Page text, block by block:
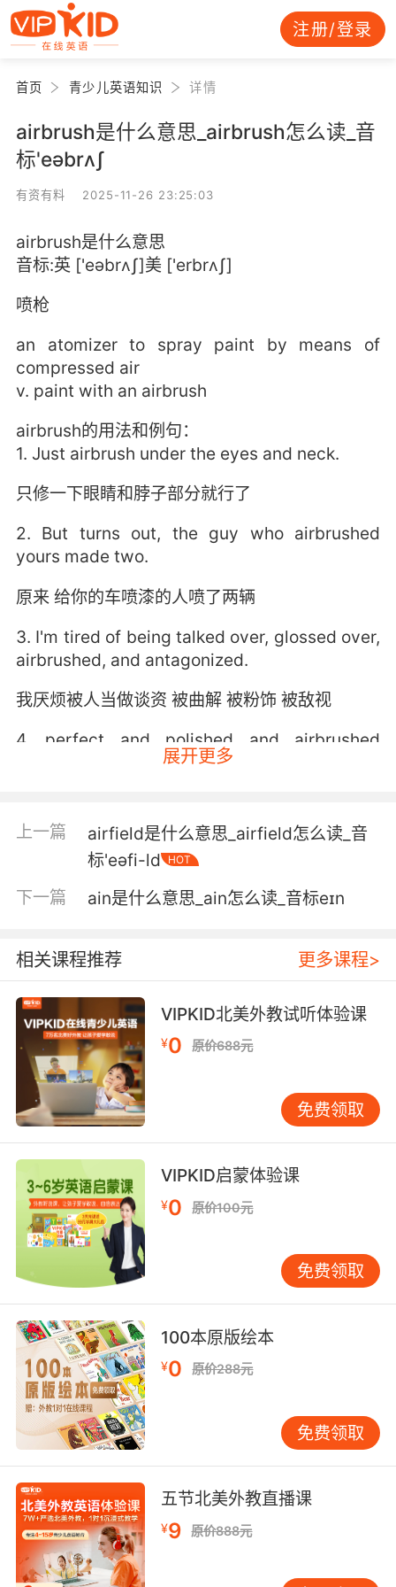
注册/登录
首页 青少儿英语知识 详情
airbrush是什么意思_airbrush怎么读_音
标'eəbrʌʃ
有资有料 2025-11-26 23:25:03
airbrush是什么意思
音标:英 ['eəbrʌʃ]美 ['erbrʌʃ]
喷枪
an atomizer to spray paint by means of
compressed air
v. paint with an airbrush
airbrush的用法和例句：
1. Just airbrush under the eyes and neck.
只修一下眼睛和脖子部分就行了
2. But turns out, the guy who airbrushed
yours made two.
原来 给你的车喷漆的人喷了两辆
3. I'm tired of being talked over, glossed over,
airbrushed, and antagonized.
我厌烦被人当做谈资 被曲解 被粉饰 被敌视
4. perfect and polished and airbrushed
images and ideas of women.
5. I have told you before, those women are
airbrushed to make it look like they have
good vision.
也是修了好看起来像有好视力
sea beast airbrushed on the side.
以前他开的是一辆红色大面包车 车身上喷了一只
神话里的海怪
7. I'm not looking to airbrush out the problems
of this country, from the treatment of
minorities and women to human rights
abuses, the quashing of free speech.
我并不是要掩盖这个国家的问题 从对待少数群体
和妇女的方式 到 践踏 再到对言论自由的
展开更多
上一篇
airfield是什么意思_airfield怎么读_音
标'eəfi-ld
HOT
下一篇 ain是什么意思_ain怎么读_音标eɪn
相关课程推荐 更多课程>
VIPKID北美外教试听体验课
¥0 原价688元
免费领取
VIPKID启蒙体验课
¥0 原价100元
免费领取
100本原版绘本
¥0 原价288元
免费领取
五节北美外教直播课
¥9 原价888元